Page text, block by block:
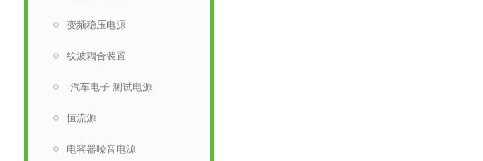
变频稳压电源
纹波耦合装置
-汽车电子 测试电源-
恒流源
电容器噪音电源